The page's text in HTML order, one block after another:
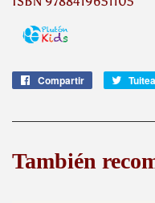
Compartir
Compartir
También